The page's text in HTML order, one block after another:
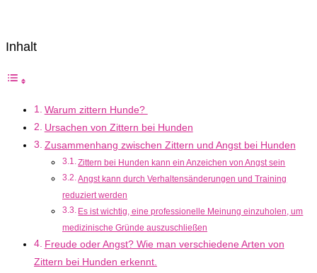
Inhalt
Warum zittern Hunde?
Ursachen von Zittern bei Hunden
Zusammenhang zwischen Zittern und Angst bei Hunden
Zittern bei Hunden kann ein Anzeichen von Angst sein
Angst kann durch Verhaltensänderungen und Training
reduziert werden
Es ist wichtig, eine professionelle Meinung einzuholen, um
medizinische Gründe auszuschließen
Freude oder Angst? Wie man verschiedene Arten von
Zittern bei Hunden erkennt.